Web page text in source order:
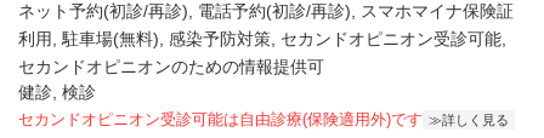
ネット予約(初診/再診) 電話予約(初診/再診)
スマホマイナ保険証
利用
駐車場(無料) 感染予防対策 セカンドオピニオン受診可能
セカンドオピニオンのための情報提供可
健診, 検診
セカンドオピニオン受診可能は自由診療(保険適用外)です 詳しく見る